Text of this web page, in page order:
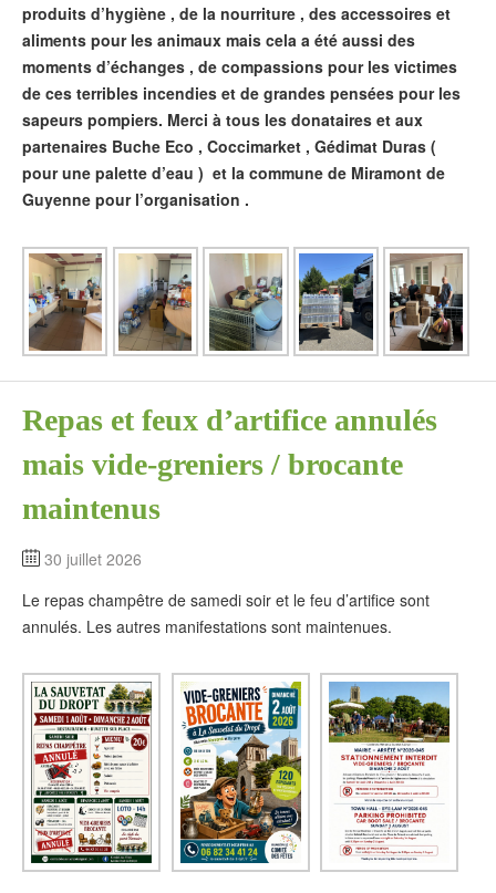
produits d’hygiène , de la nourriture , des accessoires et
aliments pour les animaux mais cela a été aussi des
moments d’échanges , de compassions pour les victimes
de ces terribles incendies et de grandes pensées pour les
sapeurs pompiers. Merci à tous les donataires et aux
partenaires Buche Eco , Coccimarket , Gédimat Duras (
pour une palette d’eau ) et la commune de Miramont de
Guyenne pour l’organisation .
Repas et feux d’artifice annulés
mais vide-greniers / brocante
maintenus
30 juillet 2026
Le repas champêtre de samedi soir et le feu d’artifice sont
annulés. Les autres manifestations sont maintenues.